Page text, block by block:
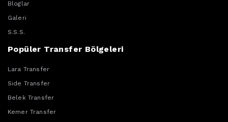
Bloglar
Galeri
S.S.S.
Popüler Transfer Bölgeleri
Lara Transfer
Side Transfer
Belek Transfer
Kemer Transfer